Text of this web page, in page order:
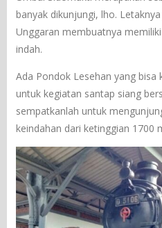
banyak dikunjungi, lho.
Unggaran membuatnya
indah.
Ada Pondok Lesehan yang
untuk kegiatan santap siang
sempatkanlah untuk
keindahan dari ketinggian 1700